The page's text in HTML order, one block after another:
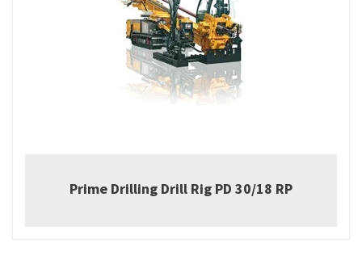
Prime Drilling Drill Rig PD 30/18 RP